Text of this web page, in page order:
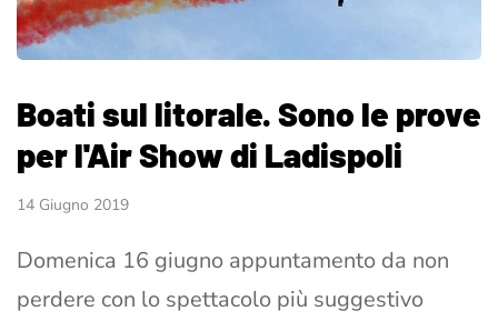
Boati sul litorale. Sono le prove
per l'Air Show di Ladispoli
14 Giugno 2019
Domenica 16 giugno appuntamento da non
perdere con lo spettacolo più suggestivo